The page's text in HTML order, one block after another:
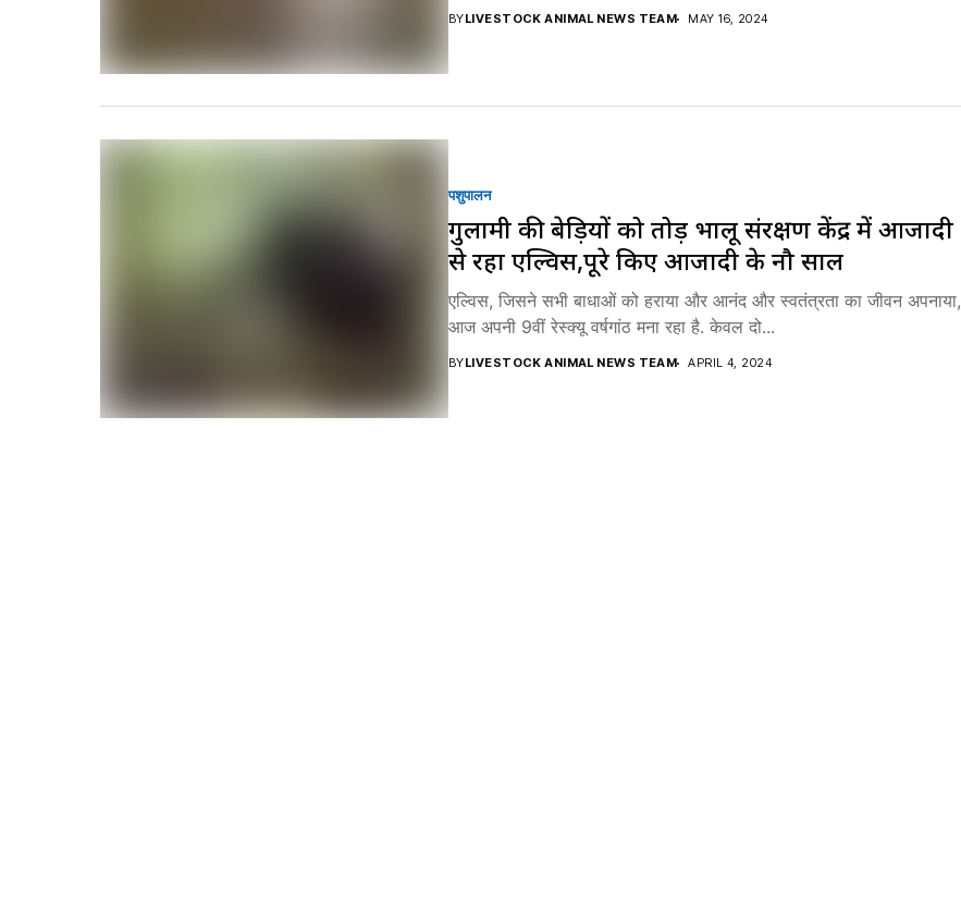
BYLIVESTOCK ANIMAL NEWS TEAM MAY 16, 2024
पशुपालन
गुलामी की बेड़ियों को तोड़ भालू संरक्षण केंद्र में आजादी
से रहा एल्विस,पूरे किए आजादी के नौ साल
एल्विस, जिसने सभी बाधाओं को हराया और आनंद और स्वतंत्रता का जीवन अपनाया,
आज अपनी 9वीं रेस्क्यू वर्षगांठ मना रहा है. केवल दो...
BYLIVESTOCK ANIMAL NEWS TEAM APRIL 4, 2024